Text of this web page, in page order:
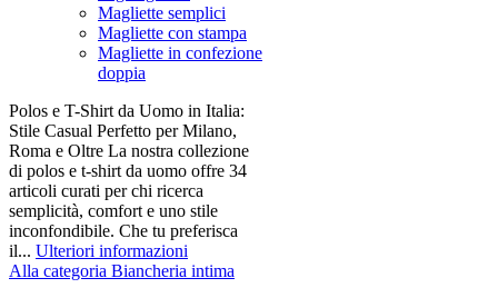
Magliette semplici
Magliette con stampa
Magliette in confezione
doppia
Polos e T-Shirt da Uomo in Italia:
Stile Casual Perfetto per Milano,
Roma e Oltre La nostra collezione
di polos e t-shirt da uomo offre 34
articoli curati per chi ricerca
semplicità, comfort e uno stile
inconfondibile. Che tu preferisca
il... Ulteriori informazioni
Alla categoria Biancheria intima